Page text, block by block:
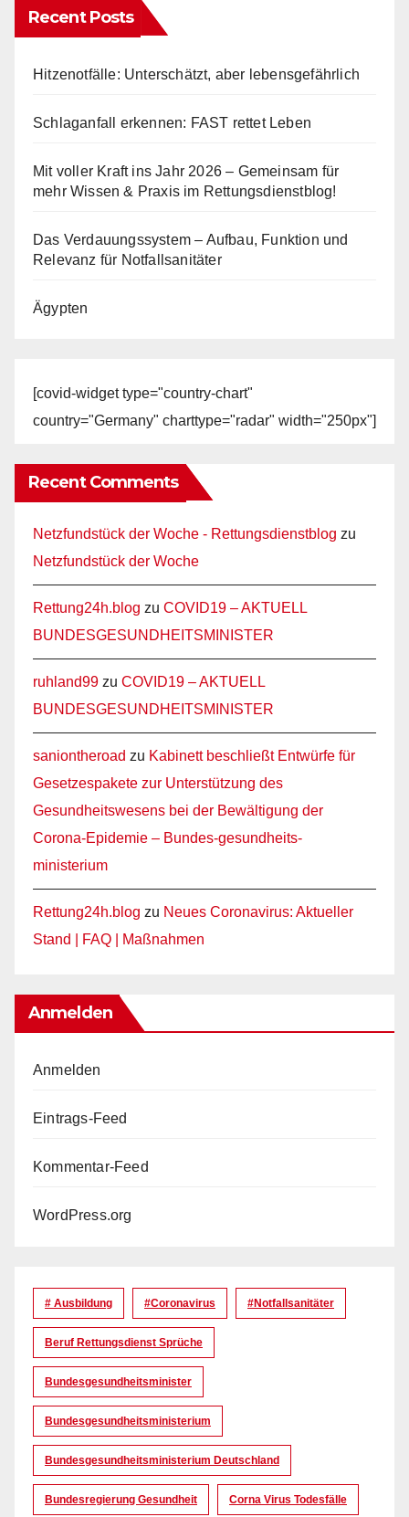
Recent Posts
Hitzenotfälle: Unterschätzt, aber lebensgefährlich
Schlaganfall erkennen: FAST rettet Leben
Mit voller Kraft ins Jahr 2026 – Gemeinsam für
mehr Wissen & Praxis im Rettungsdienstblog!
Das Verdauungssystem – Aufbau, Funktion und
Relevanz für Notfallsanitäter
Ägypten
[covid-widget type="country-chart"
country="Germany" charttype="radar" width="250px"]
Recent Comments
Netzfundstück der Woche - Rettungsdienstblog zu
Netzfundstück der Woche
Rettung24h.blog zu COVID19 – AKTUELL
BUNDESGESUNDHEITSMINISTER
ruhland99 zu COVID19 – AKTUELL
BUNDESGESUNDHEITSMINISTER
saniontheroad zu Kabinett beschließt Entwürfe für
Gesetzespakete zur Unterstützung des
Gesundheitswesens bei der Bewältigung der
Corona-Epidemie – Bundes-gesundheits-
ministerium
Rettung24h.blog zu Neues Coronavirus: Aktueller
Stand | FAQ | Maßnahmen
Anmelden
Anmelden
Eintrags-Feed
Kommentar-Feed
WordPress.org
# Ausbildung #coronavirus #Notfallsanitäter
Beruf Rettungsdienst Sprüche
Bundesgesundheitsminister
Bundesgesundheitsministerium
Bundesgesundheitsministerium Deutschland
Bundesregierung Gesundheit Corna Virus Todesfälle